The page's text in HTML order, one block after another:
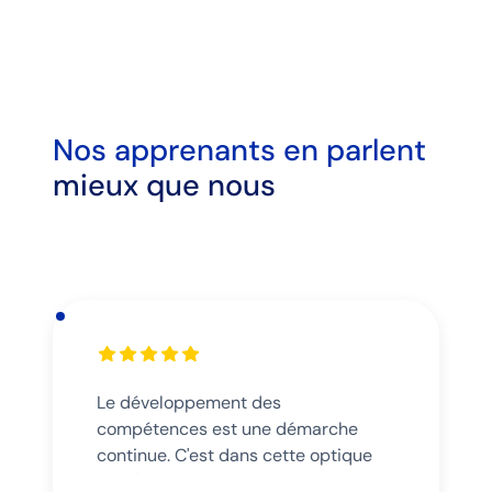
Nos apprenants en parlent
mieux que nous
Le développement des
compétences est une démarche
continue. C'est dans cette optique